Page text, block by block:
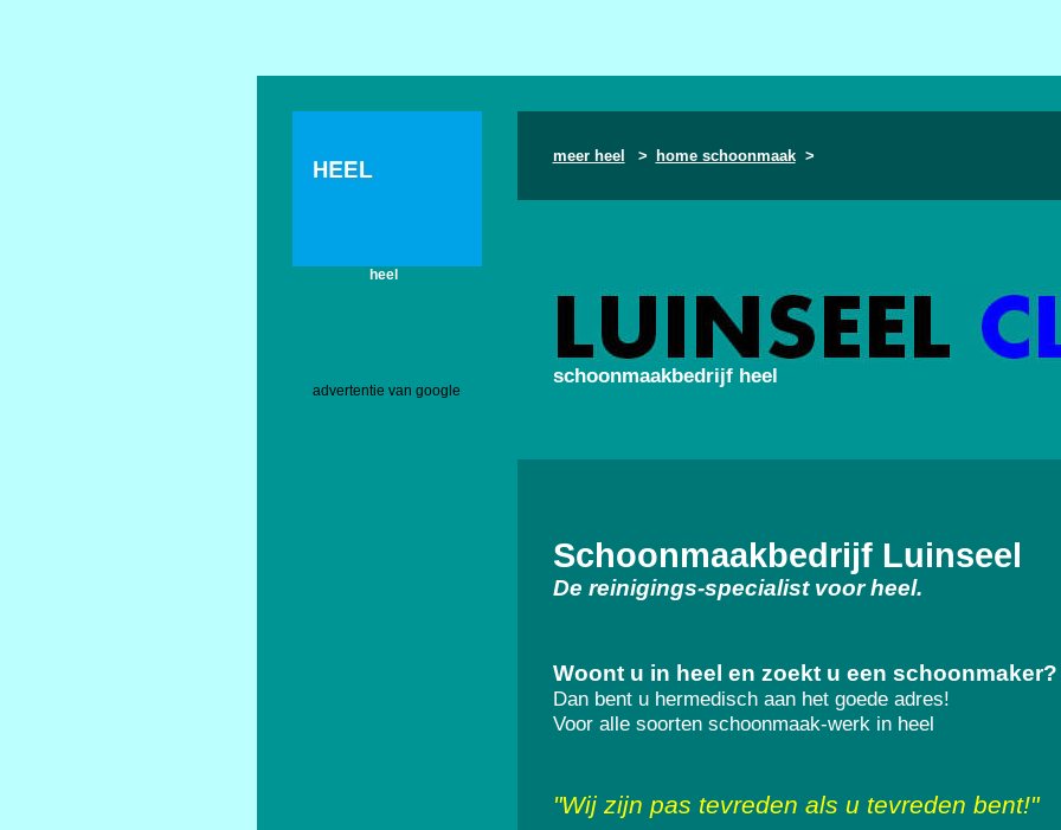
heel
advertentie van google
meer heel > home schoonmaak>
schoonmaakbedrijf heel
Schoonmaakbedrijf Luinseel
De reinigings-specialist voorheel.
Woont u in heel en zoekt u een schoonmaker?
Dan bent u hermedisch aan het goede adres!
Voor alle soorten schoonmaak-werk in heel
"Wij zijn pas tevreden als u tevreden bent!"